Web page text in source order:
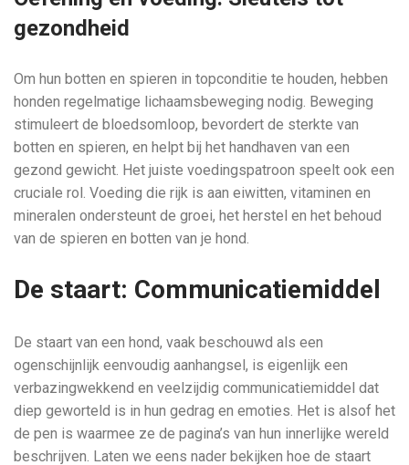
gezondheid
Om hun botten en spieren in topconditie te houden, hebben
honden regelmatige lichaamsbeweging nodig. Beweging
stimuleert de bloedsomloop, bevordert de sterkte van
botten en spieren, en helpt bij het handhaven van een
gezond gewicht. Het juiste voedingspatroon speelt ook een
cruciale rol. Voeding die rijk is aan eiwitten, vitaminen en
mineralen ondersteunt de groei, het herstel en het behoud
van de spieren en botten van je hond.
De staart: Communicatiemiddel
De staart van een hond, vaak beschouwd als een
ogenschijnlijk eenvoudig aanhangsel, is eigenlijk een
verbazingwekkend en veelzijdig communicatiemiddel dat
diep geworteld is in hun gedrag en emoties. Het is alsof het
de pen is waarmee ze de pagina’s van hun innerlijke wereld
beschrijven. Laten we eens nader bekijken hoe de staart